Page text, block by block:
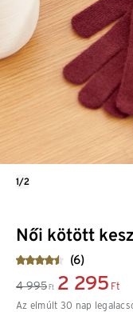
Női kötött
(6)
4 995 Ft 2 295 Ft
Az elmúlt 30 nap
1/2